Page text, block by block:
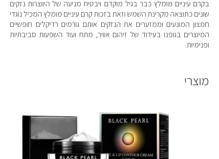
בקרם עיניים מומלץ כבר בגיל מוקדם ויבטיח מניעה של היווצרות נזקים
שונים כתוצאה מקרינת השמש וזאת בזכות קרם עיניים מומלץ המכיל נוגדי
חמצון המונעים וממזערים את הנזקים אותם גורמים רדיקלים חופשיים
המיוצרים בגופנו בעידוד של זיהום אוויר, מתח ועוד השפעות סביבתיות
ופנימיות.
מוצרי